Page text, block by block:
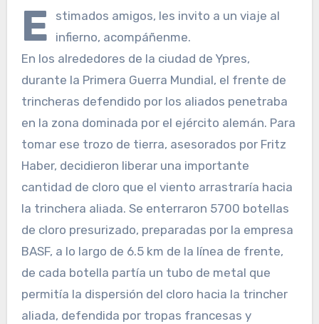
E
stimados amigos, les invito a un viaje al
infierno, acompáñenme.
En los alrededores de la ciudad de Ypres,
durante la Primera Guerra Mundial, el frente de
trincheras defendido por los aliados penetraba
en la zona dominada por el ejército alemán. Para
tomar ese trozo de tierra, asesorados por Fritz
Haber, decidieron liberar una importante
cantidad de cloro que el viento arrastraría hacia
la trinchera aliada. Se enterraron 5700 botellas
de cloro presurizado, preparadas por la empresa
BASF, a lo largo de 6.5 km de la línea de frente,
de cada botella partía un tubo de metal que
permitía la dispersión del cloro hacia la trincher
aliada, defendida por tropas francesas y